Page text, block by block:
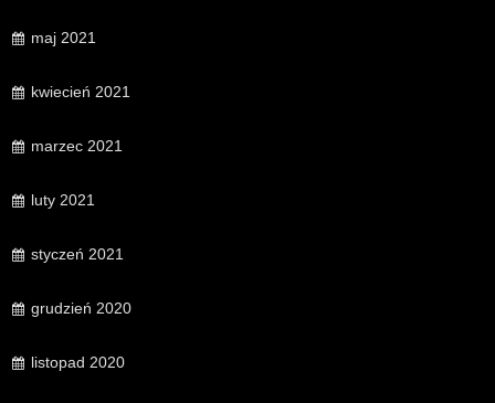
maj 2021
kwiecień 2021
marzec 2021
luty 2021
styczeń 2021
grudzień 2020
listopad 2020